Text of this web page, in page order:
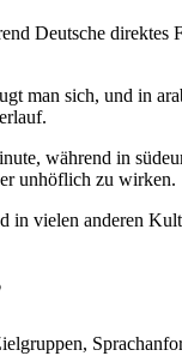
Deutsche
man sich, und in
während in
unhöflich zu wirken.
vielen anderen